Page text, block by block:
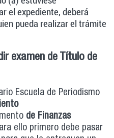
el expediente, deberá
pueda realizar el trámite
examen de Título de
Escuela de Periodismo
de Finanzas​
ello primero debe pasar